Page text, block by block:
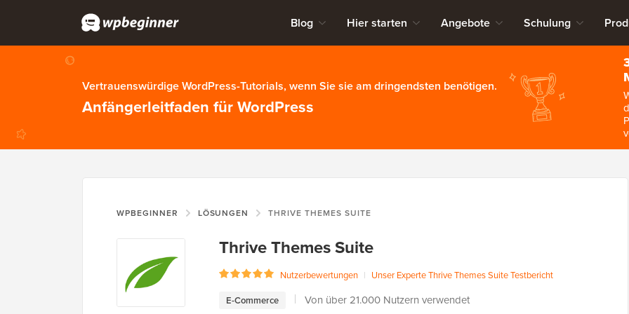
Blog Hier starten Angebote Schulung
Vertrauenswürdige WordPress-Tutorials, wenn Sie sie am dringendsten benötigen.
Anfängerleitfaden für WordPress
WPBEGINNER LÖSUNGEN THRIVE THEMES SUITE
Thrive Themes Suite
Nutzerbewertungen | Unser Experte Thrive Themes Suite Testbericht
E-Commerce
Von über 21.000 Nutzern verwendet